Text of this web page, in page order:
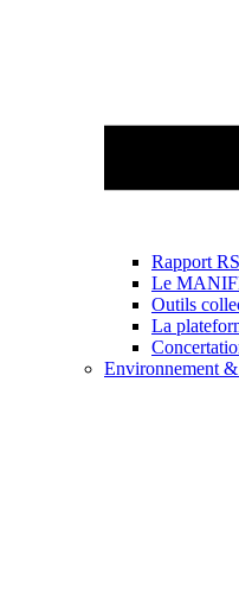
Rapport
Le
Outils
La
Environnement